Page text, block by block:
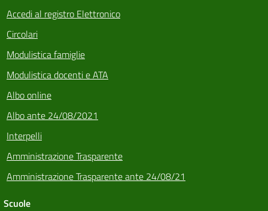
Accedi al registro Elettronico
Circolari
Modulistica famiglie
Modulistica docenti e ATA
Albo online
Albo ante 24/08/2021
Interpelli
Amministrazione Trasparente
Amministrazione Trasparente ante 24/08/21
Scuole